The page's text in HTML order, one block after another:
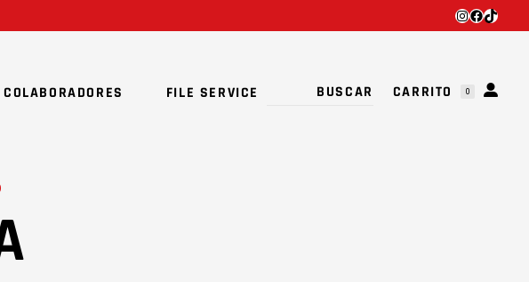
COLABORADORES FILE SERVICE CARRITO 0
TU CARRITO ESTÁ VACÍO.